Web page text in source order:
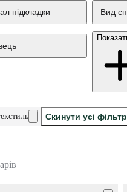
підкладки Вид
Скинути усі